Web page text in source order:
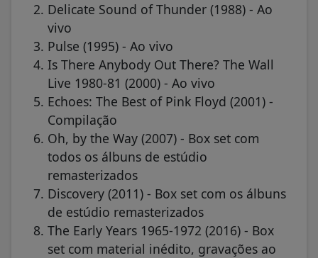
Delicate Sound of Thunder (1988) - Ao
vivo
Pulse (1995) - Ao vivo
Is There Anybody Out There? The Wall
Live 1980-81 (2000) - Ao vivo
Echoes: The Best of Pink Floyd (2001) -
Compilação
Oh, by the Way (2007) - Box set com
todos os álbuns de estúdio
remasterizados
Discovery (2011) - Box set com os álbuns
de estúdio remasterizados
The Early Years 1965-1972 (2016) - Box
set com material inédito, gravações ao